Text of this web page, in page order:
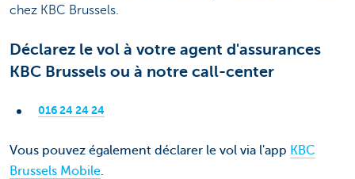
chez KBC Brussels.
Déclarez le vol à votre agent d'assurances
KBC Brussels ou à notre call-center
016 24 24 24
Vous pouvez également déclarer le vol via l'app KBC
Brussels Mobile